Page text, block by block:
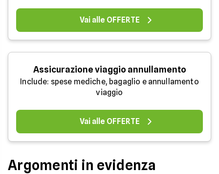
Vai alle OFFERTE
Assicurazione viaggio annullamento
Include: spese mediche, bagaglio e annullamento
viaggio
Vai alle OFFERTE
Argomenti in evidenza